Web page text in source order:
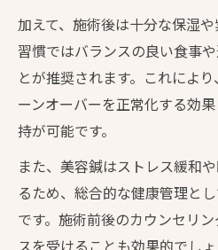
加えて、施術後は十分な保湿
習慣ではバランスの良い食事
とが推奨されます。これによ
ーンオーバーを正常化する効
持が可能です。
また、美容鍼はストレス緩和
るため、総合的な健康管理と
です。施術前後のカウンセリ
スを受けることも効果的でしょ